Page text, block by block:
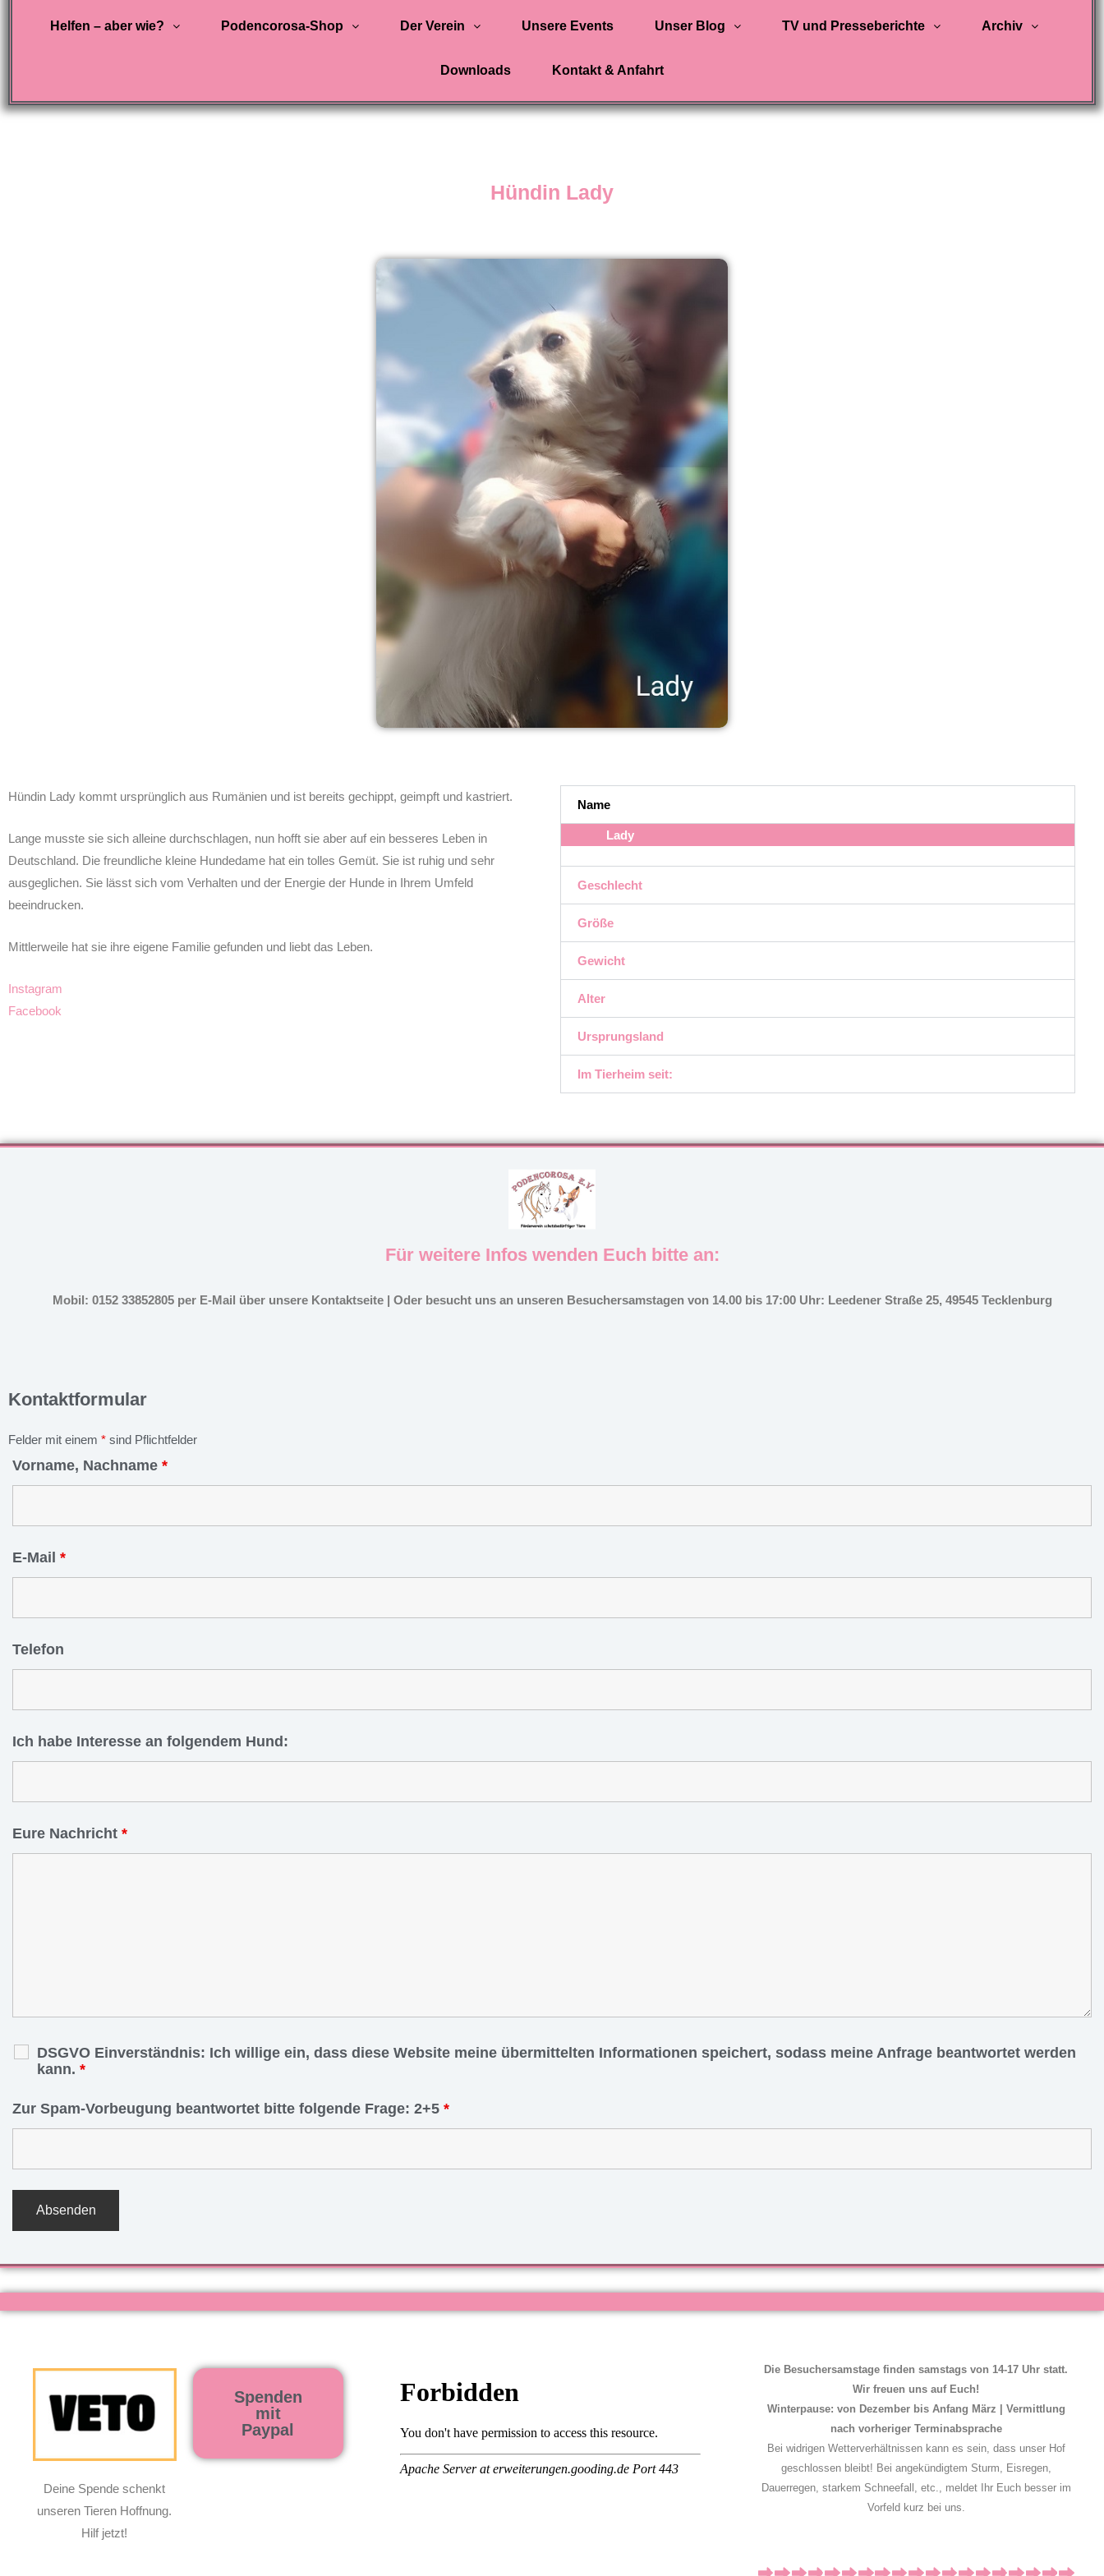
Helfen – aber wie? Podencorosa-Shop Der Verein Unsere Events Unser Blog TV und Presseberichte Archiv
Downloads Kontakt & Anfahrt
Hündin Lady
Hündin Lady kommt ursprünglich aus Rumänien und ist bereits gechippt, geimpft und kastriert.
Lange musste sie sich alleine durchschlagen, nun hofft sie aber auf ein besseres Leben in
Deutschland. Die freundliche kleine Hundedame hat ein tolles Gemüt. Sie ist ruhig und sehr
ausgeglichen. Sie lässt sich vom Verhalten und der Energie der Hunde in Ihrem Umfeld
beeindrucken.
Mittlerweile hat sie ihre eigene Familie gefunden und liebt das Leben.
Instagram
Facebook
Name
Lady
Geschlecht
Größe
Gewicht
Alter
Ursprungsland
Im Tierheim seit:
Für weitere Infos wenden Euch bitte an:
Mobil: 0152 33852805 per E-Mail über unsere Kontaktseite | Oder besucht uns an unseren Besuchersamstagen von 14.00 bis 17:00 Uhr: Leedener Straße 25, 49545 Tecklenburg
Kontaktformular
Felder mit einem * sind Pflichtfelder
Vorname, Nachname *
E-Mail *
Telefon
Ich habe Interesse an folgendem Hund:
Eure Nachricht *
DSGVO Einverständnis: Ich willige ein, dass diese Website meine übermittelten Informationen speichert, sodass meine Anfrage beantwortet werden
kann. *
Zur Spam-Vorbeugung beantwortet bitte folgende Frage: 2+5 *
Deine Spende schenkt
unseren Tieren Hoffnung.
Hilf jetzt!
Spenden
mit
Paypal
Die Besuchersamstage finden samstags von 14-17 Uhr statt.
Wir freuen uns auf Euch!
Winterpause: von Dezember bis Anfang März | Vermittlung
nach vorheriger Terminabsprache
Bei widrigen Wetterverhältnissen kann es sein, dass unser Hof
geschlossen bleibt! Bei angekündigtem Sturm, Eisregen,
Dauerregen, starkem Schneefall, etc., meldet Ihr Euch besser im
Vorfeld kurz bei uns.